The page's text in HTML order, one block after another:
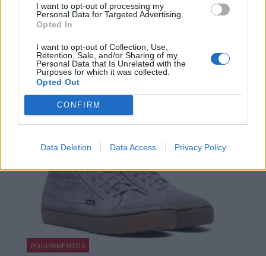
I want to opt-out of processing my
Personal Data for Targeted Advertising.
Opted In
I want to opt-out of Collection, Use,
Retention, Sale, and/or Sharing of my
Personal Data that Is Unrelated with the
Purposes for which it was collected.
Opted Out
CONFIRM
Data Deletion Data Access Privacy Policy
ARTIGOS
Dicas by Liqui Moly – Mudar o óleo em casa?
Para quem é fã do "Faça Você Mesmo", quando chega a
hora de mudar o óleo do motor a...
FERNANDO NETO
EQUIPAMENTOS